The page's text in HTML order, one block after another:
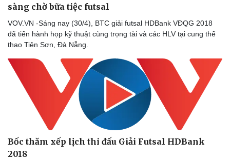
Doanh nghiệp
Thông tin doanh nghiệp
Doanh nhân
Vì cộng đồng
Công nghệ
Sành điệu
Trải nghiệm
Chuyển đổi số
sàng chờ bữa tiệc futsal
VOV.VN -Sáng nay (30/4), BTC giải futsal HDBank VĐQG 2018
đã tiến hành họp kỹ thuật cùng trọng tài và các HLV tại cung thể
thao Tiên Sơn, Đà Nẵng.
Bốc thăm xếp lịch thi đấu Giải Futsal HDBank
2018